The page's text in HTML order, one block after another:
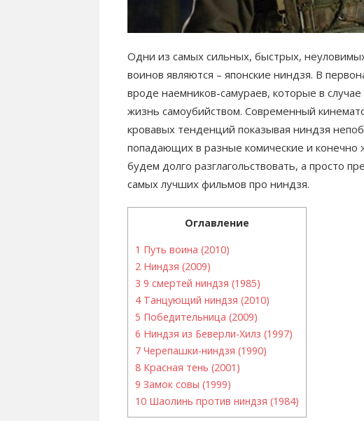
Одни из самых сильных, быстрых,
воинов являются – японские ниндзя. В
вроде наемников-самураев, которые в
жизнь самоубийством. Современный
кровавых тенденций показывая ниндзя
попадающих в разные комические и конечно
будем долго разглагольствовать, а просто
самых лучших фильмов про ниндзя.
Оглавление
1 Путь воина (2010)
2 Ниндзя (2009)
3 9 смертей ниндзя (1985)
4Танцующий ниндзя (2010)
5 Победительница (2009)
6 Ниндзя из Беверли-Хилз (1997)
7 Черепашки-ниндзя (1990)
8 Красная тень (2001)
9 Замок совы (1999)
10 Шаолинь против ниндзя (1984)